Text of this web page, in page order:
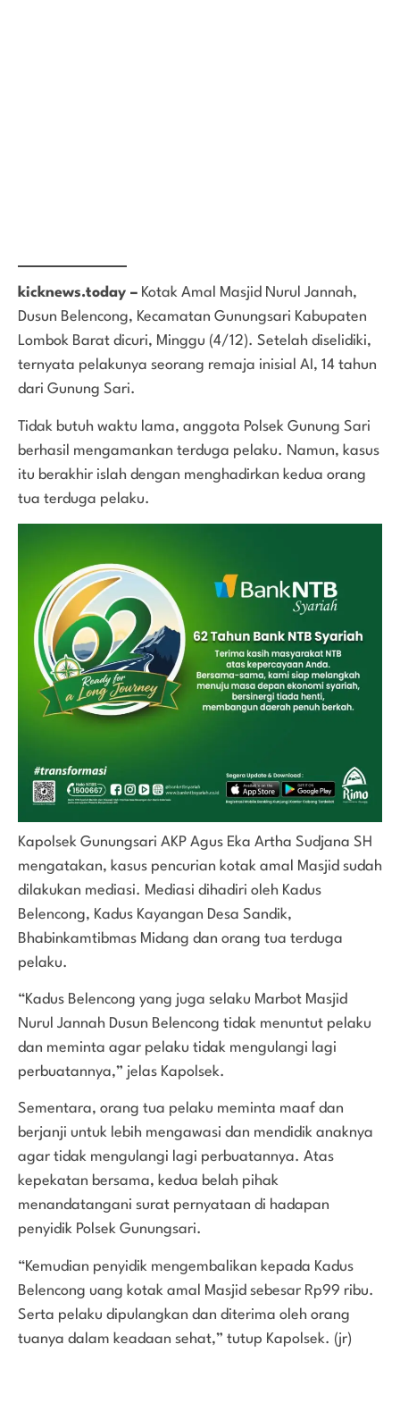
kicknews.today – Kotak Amal Masjid Nurul Jannah,
Dusun Belencong, Kecamatan Gunungsari Kabupaten
Lombok Barat dicuri, Minggu (4/12). Setelah diselidiki,
ternyata pelakunya seorang remaja inisial AI, 14 tahun
dari Gunung Sari.
Tidak butuh waktu lama, anggota Polsek Gunung Sari
berhasil mengamankan terduga pelaku. Namun, kasus
itu berakhir islah dengan menghadirkan kedua orang
tua terduga pelaku.
Kapolsek Gunungsari AKP Agus Eka Artha Sudjana SH
mengatakan, kasus pencurian kotak amal Masjid sudah
dilakukan mediasi. Mediasi dihadiri oleh Kadus
Belencong, Kadus Kayangan Desa Sandik,
Bhabinkamtibmas Midang dan orang tua terduga
pelaku.
“Kadus Belencong yang juga selaku Marbot Masjid
Nurul Jannah Dusun Belencong tidak menuntut pelaku
dan meminta agar pelaku tidak mengulangi lagi
perbuatannya,” jelas Kapolsek.
Sementara, orang tua pelaku meminta maaf dan
berjanji untuk lebih mengawasi dan mendidik anaknya
agar tidak mengulangi lagi perbuatannya. Atas
kepekatan bersama, kedua belah pihak
menandatangani surat pernyataan di hadapan
penyidik Polsek Gunungsari.
“Kemudian penyidik mengembalikan kepada Kadus
Belencong uang kotak amal Masjid sebesar Rp99 ribu.
Serta pelaku dipulangkan dan diterima oleh orang
tuanya dalam keadaan sehat,” tutup Kapolsek. (jr)